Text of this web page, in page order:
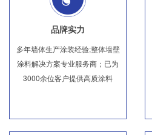
品牌实力
多年墙体生产涂装经验;整体墙壁
涂料解决方案专业服务商；已为
3000余位客户提供高质涂料